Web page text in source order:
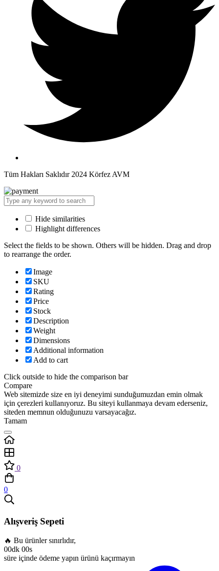
Tüm Hakları Saklıdır 2024 Körfez AVM
Hide similarities
Highlight differences
Select the fields to be shown. Others will be hidden. Drag and drop
to rearrange the order.
Image
SKU
Rating
Price
Stock
Description
Weight
Dimensions
Additional information
Add to cart
Click outside to hide the comparison bar
Compare
Web sitemizde size en iyi deneyimi sunduğumuzdan emin olmak
için çerezleri kullanıyoruz. Bu siteyi kullanmaya devam ederseniz,
siteden memnun olduğunuzu varsayacağız.
Tamam
0
0
Alışveriş Sepeti
🔥 Bu ürünler sınırlıdır,
00dk 00s
süre içinde ödeme yapın ürünü kaçırmayın